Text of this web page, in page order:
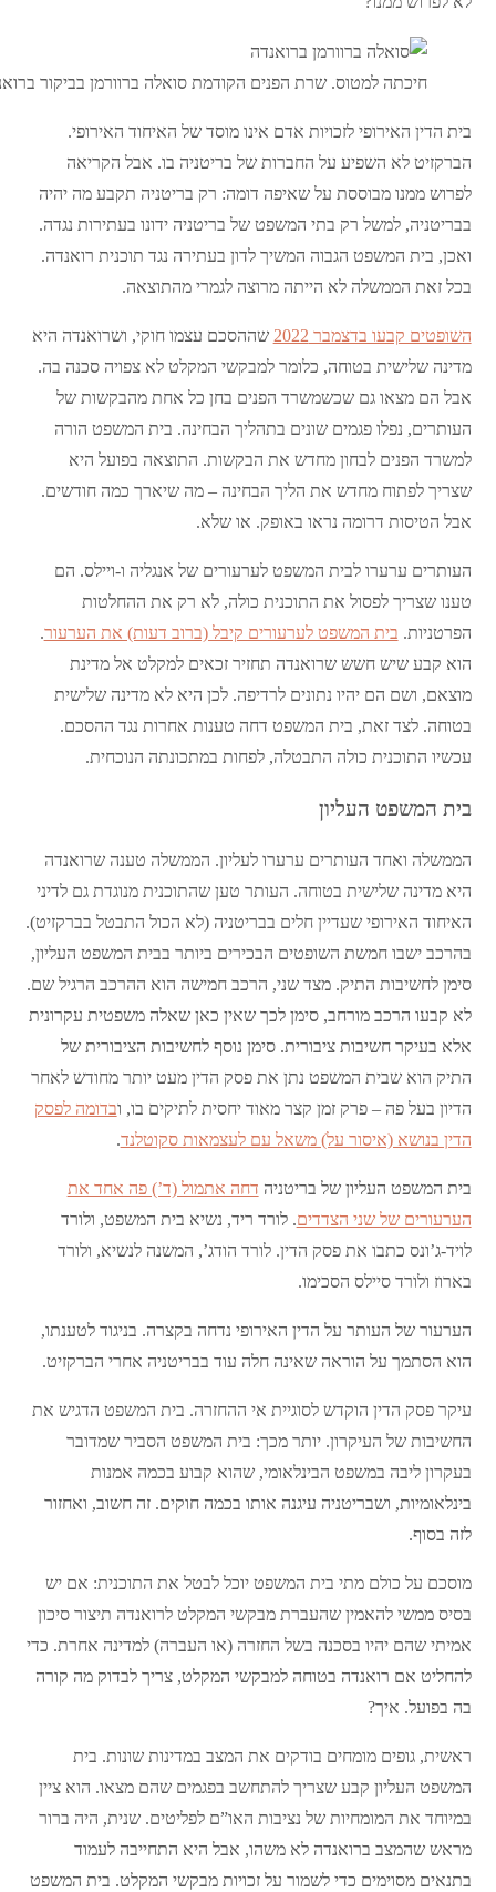
חיכתה למטוס. שרת הפנים הקודמת סואלה ברוורמן בביקור
בית הדין האירופי לזכויות אדם אינו מוסד של האיחוד האירופי.
הברקזיט לא השפיע על החברות של בריטניה בו. אבל הקריאה
לפרוש ממנו מבוססת על שאיפה דומה: רק בריטניה תקבע מה יהיה
בבריטניה, למשל רק בתי המשפט של בריטניה ידונו בעתירות נגדה.
ואכן, בית המשפט הגבוה המשיך לדון בעתירה נגד תוכנית רואנדה.
בכל זאת הממשלה לא הייתה מרוצה לגמרי מהתוצאה.
השופטים קבעו בדצמבר 2022
שההסכם עצמו חוקי, ושרואנדה היא
מדינה שלישית בטוחה, כלומר למבקשי המקלט לא צפויה סכנה בה.
אבל הם מצאו גם שכשמשרד הפנים בחן כל אחת מהבקשות של
העותרים, נפלו פגמים שונים בתהליך הבחינה. בית המשפט הורה
למשרד הפנים לבחון מחדש את הבקשות. התוצאה בפועל היא
שצריך לפתוח מחדש את הליך הבחינה – מה שיארך כמה חודשים.
אבל הטיסות דרומה נראו באופק. או שלא.
העותרים ערערו לבית המשפט לערעורים של אנגליה ו-ויילס. הם
טענו שצריך לפסול את התוכנית כולה, לא רק את ההחלטות
הפרטניות. בית המשפט לערעורים קיבל (ברוב דעות) את הערעור.
הוא קבע שיש חשש שרואנדה תחזיר זכאים למקלט אל מדינת
מוצאם, ושם הם יהיו נתונים לרדיפה. לכן היא לא מדינה שלישית
בטוחה. לצד זאת, בית המשפט דחה טענות אחרות נגד ההסכם.
עכשיו התוכנית כולה התבטלה, לפחות במתכונתה הנוכחית.
בית המשפט העליון
הממשלה ואחד העותרים ערערו לעליון. הממשלה טענה שרואנדה
היא מדינה שלישית בטוחה. העותר טען שהתוכנית מנוגדת גם לדיני
האיחוד האירופי שעדיין חלים בבריטניה (לא הכול התבטל בברקזיט).
בהרכב ישבו חמשת השופטים הבכירים ביותר בבית המשפט העליון,
סימן לחשיבות התיק. מצד שני, הרכב חמישה הוא ההרכב הרגיל שם.
לא קבעו הרכב מורחב, סימן לכך שאין כאן שאלה משפטית עקרונית
אלא בעיקר חשיבות ציבורית. סימן נוסף לחשיבות הציבורית של
התיק הוא שבית המשפט נתן את פסק הדין מעט יותר מחודש לאחר
הדיון בעל פה – פרק זמן קצר מאוד יחסית לתיקים בו, ובדומה לפסק
הדין בנושא (איסור על) משאל עם לעצמאות סקוטלנד.
בית המשפט העליון של בריטניה דחה אתמול (ד’) פה אחד את
הערעורים של שני הצדדים. לורד ריד, נשיא בית המשפט, ולורד
לויד-ג’ונס כתבו את פסק הדין. לורד הודג’, המשנה לנשיא, ולורד
בארוז ולורד סיילס הסכימו.
הערעור של העותר על הדין האירופי נדחה בקצרה. בניגוד לטענתו,
הוא הסתמך על הוראה שאינה חלה עוד בבריטניה אחרי הברקזיט.
עיקר פסק הדין הוקדש לסוגיית אי ההחזרה. בית המשפט הדגיש את
החשיבות של העיקרון. יותר מכך: בית המשפט הסביר שמדובר
בעקרון ליבה במשפט הבינלאומי, שהוא קבוע בכמה אמנות
בינלאומיות, ושבריטניה עיגנה אותו בכמה חוקים. זה חשוב, ואחזור
לזה בסוף.
מוסכם על כולם מתי בית המשפט יוכל לבטל את התוכנית: אם יש
בסיס ממשי להאמין שהעברת מבקשי המקלט לרואנדה תיצור סיכון
אמיתי שהם יהיו בסכנה בשל החזרה (או העברה) למדינה אחרת. כדי
להחליט אם רואנדה בטוחה למבקשי המקלט, צריך לבדוק מה קורה
בה בפועל. איך?
ראשית, גופים מומחים בודקים את המצב במדינות שונות. בית
המשפט העליון קבע שצריך להתחשב בפגמים שהם מצאו. הוא ציין
במיוחד את המומחיות של נציבות האו”ם לפליטים. שנית, היה ברור
מראש שהמצב ברואנדה לא משהו, אבל היא התחייבה לעמוד
בתנאים מסוימים כדי לשמור על זכויות מבקשי המקלט. בית המשפט